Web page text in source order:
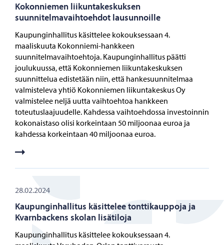
Kokonniemen liikuntakeskuksen
suunnitelmavaihtoehdot lausunnoille
Kaupunginhallitus käsittelee kokouksessaan 4.
maaliskuuta Kokonniemi-hankkeen
suunnitelmavaihtoehtoja. Kaupunginhallitus päätti
joulukuussa, että Kokonniemen liikuntakeskuksen
suunnittelua edistetään niin, että hankesuunnitelmaa
valmisteleva yhtiö Kokonniemen liikuntakeskus Oy
valmistelee neljä uutta vaihtoehtoa hankkeen
toteutuslaajuudelle. Kahdessa vaihtoehdossa investoinnin
kokonaistaso olisi korkeintaan 50 miljoonaa euroa ja
kahdessa korkeintaan 40 miljoonaa euroa.
28.02.2024
Kaupunginhallitus käsittelee tonttikauppoja ja
Kvarnbackens skolan lisätiloja
Kaupunginhallitus käsittelee kokouksessaan 4.